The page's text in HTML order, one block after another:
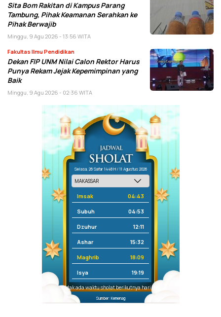
Sita Bom Rakitan di Kampus Parang
Tambung, Pihak Keamanan Serahkan ke
Pihak Berwajib
Minggu, 9 Agu 2026 - 13:56 WITA
Fakultas Ilmu Pendidikan
Dekan FIP UNM Nilai Calon Rektor Harus
Punya Rekam Jejak Kepemimpinan yang
Baik
Minggu, 9 Agu 2026 - 02:36 WITA
Selasa, 26 Safar 1448 H / 11 Agustus 2026
Imsak 04:43
Subuh 04:53
Dzuhur 12:11
Ashar 15:32
Maghrib 18:09
Isya 19:19
Tidak ada waktu sholat berikutnya hari ini.
Sumber: Kemenag